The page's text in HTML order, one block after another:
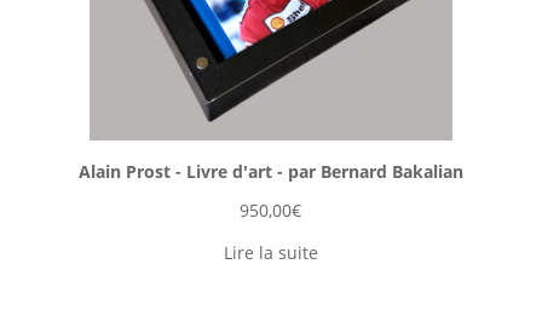
Alain Prost - Livre d'art - par Bernard Bakalian
950,00€
Lire la suite